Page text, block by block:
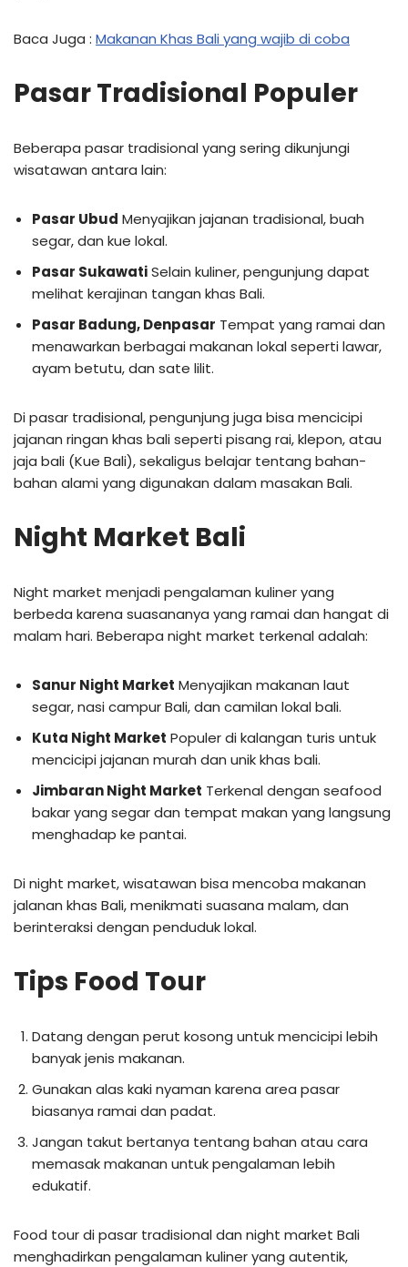
Baca Juga : Makanan Khas Bali yang wajib di coba
Pasar Tradisional Populer
Beberapa pasar tradisional yang sering dikunjungi
wisatawan antara lain:
Pasar Ubud Menyajikan jajanan tradisional, buah
segar, dan kue lokal.
Pasar SukawatiSelain kuliner, pengunjung dapat
melihat kerajinan tangan khas Bali.
Pasar Badung, Denpasar Tempat yang ramai dan
menawarkan berbagai makanan lokal seperti lawar,
ayam betutu, dan sate lilit.
Di pasar tradisional, pengunjung juga bisa mencicipi
jajanan ringan khas bali seperti pisang rai, klepon, atau
jaja bali (Kue Bali), sekaligus belajar tentang bahan-
bahan alami yang digunakan dalam masakan Bali.
Night Market Bali
Night market menjadi pengalaman kuliner yang
berbeda karena suasananya yang ramai dan hangat di
malam hari. Beberapa night market terkenal adalah:
Sanur Night Market Menyajikan makanan laut
segar, nasi campur Bali, dan camilan lokal bali.
Kuta Night Market Populer di kalangan turis untuk
mencicipi jajanan murah dan unik khas bali.
Jimbaran Night Market Terkenal dengan seafood
bakar yang segar dan tempat makan yang langsung
menghadap ke pantai.
Di night market, wisatawan bisa mencoba makanan
jalanan khas Bali, menikmati suasana malam, dan
berinteraksi dengan penduduk lokal.
Tips Food Tour
Datang dengan perut kosong untuk mencicipi lebih
banyak jenis makanan.
Gunakan alas kaki nyaman karena area pasar
biasanya ramai dan padat.
Jangan takut bertanya tentang bahan atau cara
memasak makanan untuk pengalaman lebih
edukatif.
Food tour di pasar tradisional dan night market Bali
menghadirkan pengalaman kuliner yang autentik,